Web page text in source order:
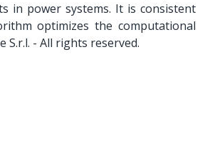
in power systems. It is consistent
optimizes the computational
- All rights reserved.